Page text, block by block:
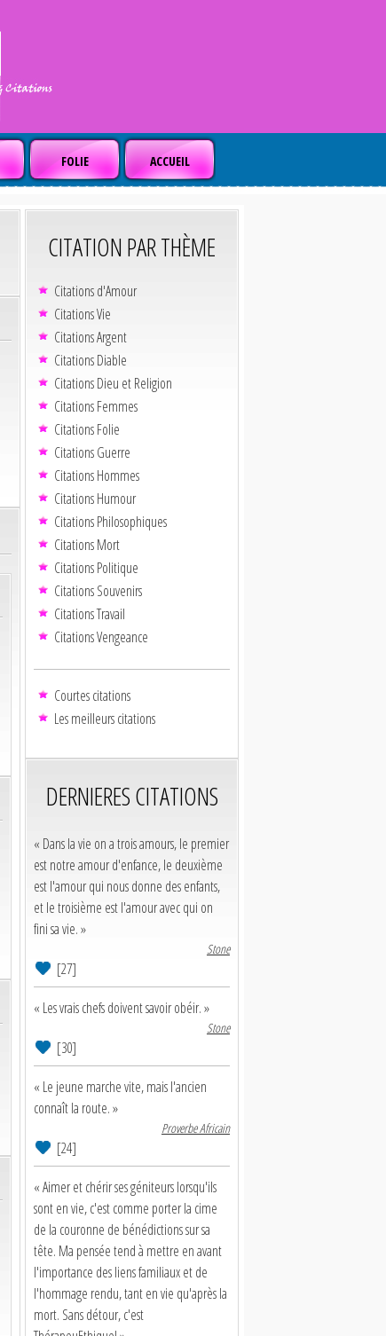
FOLIE ACCUEIL
CITATION PAR THÈME
Citations d'Amour
Citations Vie
Citations Argent
Citations Diable
Citations Dieu et Religion
Citations Femmes
Citations Folie
Citations Guerre
Citations Hommes
Citations Humour
Citations Philosophiques
Citations Mort
Citations Politique
Citations Souvenirs
Citations Travail
Citations Vengeance
Courtes citations
Les meilleurs citations
DERNIERES CITATIONS
« Dans la vie on a trois amours, le premier
est notre amour d'enfance, le deuxième
est l'amour qui nous donne des enfants,
et le troisième est l'amour avec qui on
fini sa vie. »
Stone
[27]
« Les vrais chefs doivent savoir obéir. »
Stone
[30]
« Le jeune marche vite, mais l'ancien
connaît la route. »
Proverbe Africain
[24]
« Aimer et chérir ses géniteurs lorsqu'ils
sont en vie, c'est comme porter la cime
de la couronne de bénédictions sur sa
tête. Ma pensée tend à mettre en avant
l'importance des liens familiaux et de
l'hommage rendu, tant en vie qu'après la
mort. Sans détour, c'est